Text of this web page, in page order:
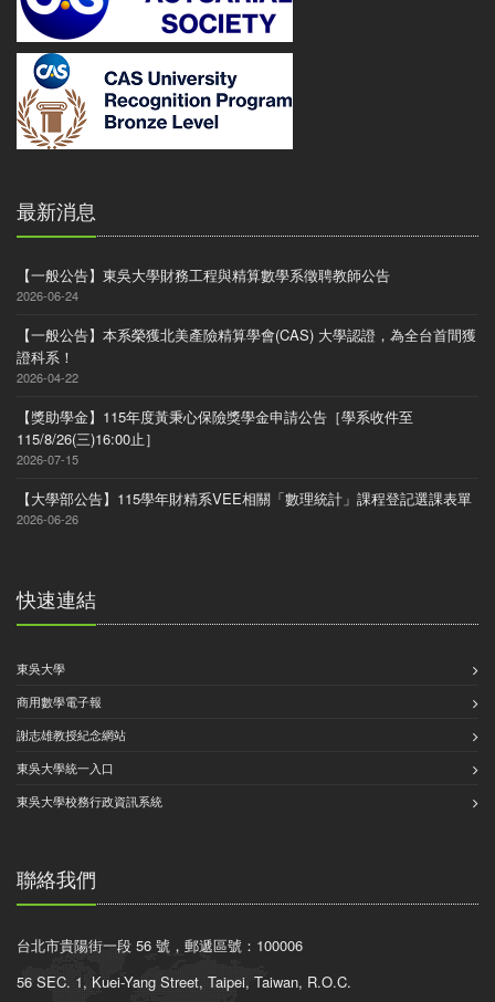
最新消息
【一般公告】東吳大學財務工程與精算數學系徵聘教師公告
2026-06-24
【一般公告】本系榮獲北美產險精算學會(CAS) 大學認證，為全台首間獲
證科系！
2026-04-22
【獎助學金】115年度黃秉心保險獎學金申請公告［學系收件至
115/8/26(三)16:00止］
2026-07-15
【大學部公告】115學年財精系VEE相關「數理統計」課程登記選課表單
2026-06-26
快速連結
東吳大學
商用數學電子報
謝志雄教授紀念網站
東吳大學統一入口
東吳大學校務行政資訊系統
聯絡我們
台北市貴陽街一段 56 號，郵遞區號：100006
56 SEC. 1, Kuei-Yang Street, Taipei, Taiwan, R.O.C.